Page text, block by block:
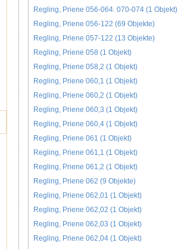
Regling, Priene 056-064. 070-074 (1 Objekt)
Regling, Priene 056-122 (69 Objekte)
Regling, Priene 057-122 (13 Objekte)
Regling, Priene 058 (1 Objekt)
Regling, Priene 058,2 (1 Objekt)
Regling, Priene 060,1 (1 Objekt)
Regling, Priene 060,2 (1 Objekt)
Regling, Priene 060,3 (1 Objekt)
Regling, Priene 060,4 (1 Objekt)
Regling, Priene 061 (1 Objekt)
Regling, Priene 061,1 (1 Objekt)
Regling, Priene 061,2 (1 Objekt)
Regling, Priene 062 (9 Objekte)
Regling, Priene 062,01 (1 Objekt)
Regling, Priene 062,02 (1 Objekt)
Regling, Priene 062,03 (1 Objekt)
Regling, Priene 062,04 (1 Objekt)